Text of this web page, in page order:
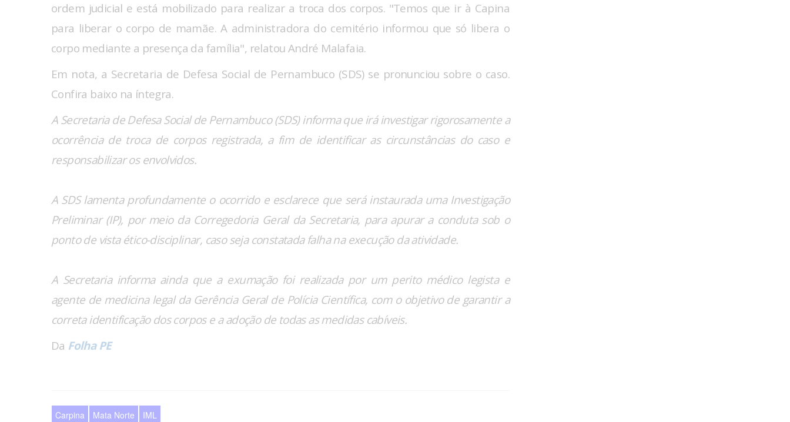
ordem judicial e está mobilizado para realizar a troca dos corpos. "Temos que ir à Capina
para liberar o corpo de mamãe. A administradora do cemitério informou que só libera o
corpo mediante a presença da família", relatou André Malafaia.
Em nota, a Secretaria de Defesa Social de Pernambuco (SDS) se pronunciou sobre o caso.
Confira baixo na íntegra.
A Secretaria de Defesa Social de Pernambuco (SDS) informa que irá investigar rigorosamente a
ocorrência de troca de corpos registrada, a fim de identificar as circunstâncias do caso e
responsabilizar os envolvidos.
A SDS lamenta profundamente o ocorrido e esclarece que será instaurada uma Investigação
Preliminar (IP), por meio da Corregedoria Geral da Secretaria, para apurar a conduta sob o
ponto de vista ético-disciplinar, caso seja constatada falha na execução da atividade.
A Secretaria informa ainda que a exumação foi realizada por um perito médico legista e
agente de medicina legal da Gerência Geral de Polícia Científica, com o objetivo de garantir a
correta identificação dos corpos e a adoção de todas as medidas cabíveis.
Da Folha PE
Carpina Mata Norte IML